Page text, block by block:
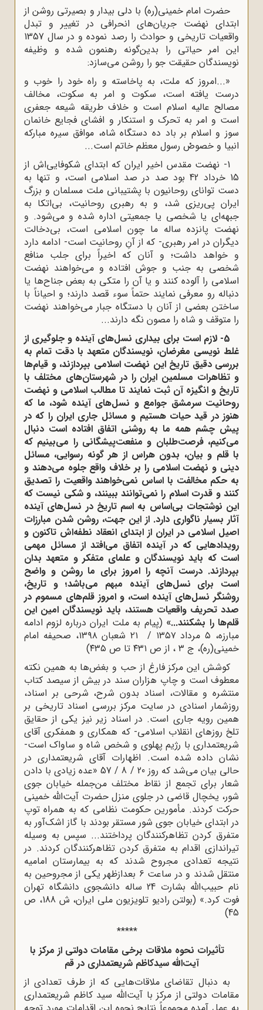
حضرت امام خمینی(ره) با دلی بیدار و بصیرتی روشن از
ابتدای نهضت جریان‌های انحرافی در تغییر و تبدل
واقعیات تاریخی و حوادث را رصد نموده و در سال 1357
این امر حیاتی را بدین‌گونه رهنمون شده و وظیفه
نویسندگان حقیقت جو را روشن می‌سازد:
«...امروز که ملت، به پاخاسته و راه خود را خوب و
درست یافته است، سکوت و امر به سکوت، مخالف
مصالح عالیه اسلام است و خلاف طریقه شیعه جعفری
است و امر به تحرک و استنکار و افشای فجایع خانمان
سوز و اسلام بر باد ده دستگاه شاه، موافق سیره مبارکه
انبیا و خصوصْ رسول معظم خاتم است...
1- نهضت مقدس اخیر ایران که ابتدای شکوفایی‌اش از
15 خرداد 42 بود صد در صد اسلامی است، و تنها به
دست توانای روحانیون با پشتیبانی ملت مسلمان و بزرگ
ایران پی‌ریزی شد، و به رهبری روحانیت، بی‌اتکا به
جبهه‌ای یا شخصی یا جمعیتی اداره شده و می‌شود. و
نهضت پانزده ساله ما چون اسلامی است، بی‌دخالت
دیگران در امر رهبری- که از آنِ روحانیت است- ادامه دارد
و خواهد داشت؛ و آنان که اخیراً برای جلب منافع
شخصی به جنب و جوش افتاده و می‌خواهند نهضت
اسلامی را آلوده کنند و یا آن را متکی به بعض جناح‌ها یا
دنباله رو معرفی نمایند حتماً سوء قصد دارند؛ و احیاناً با
ساختن بعضی از آنان با دستگاه جبار می‌خواهند نهضت
را متوقف و شاه را مصون نگه دارند...
5- لازم است برای بیداری نسل‌های آینده و جلوگیری از
غلط نویسی مغرضان، نویسندگان متعهد با دقت تمام به
بررسی دقیق تاریخ این نهضت اسلامی بپردازند، و قیام‌ها
و تظاهرات مسلمین ایران را در شهرستان‌های مختلف با
تاریخ و انگیزه آن ثبت نمایند تا مطالب اسلامی و نهضت
روحانیت سرمشق جوامع و نسل‌های آینده شود، ما که
هنوز در قید حیات هستیم و مسائل جاری ایران را که در
پیش چشم همه ما به روشنی اتفاق افتاده است دنبال
می‌کنیم، فرصت‌طلبان و منفعت‌پیشگانی را می‌بینیم که
با قلم و بیان، بدون هراس از هر گونه رسوایی، مسائل
دینی و نهضت اسلامی را بر خلاف واقع جلوه می‌دهند و
به حکم مخالفت با اساس نمی‌خواهند واقعیت را تصدیق
کنند و قدرت اسلام را نمی‌توانند ببینند، و شکی نیست که
این نوشتجات بی‌اساس به اسم تاریخ در نسل‌های آینده
آثار بسیار ناگواری دارد. از این جهت، روشن شدن مبارزات
اصیل اسلامی در ایران از ابتدای انعقاد نطفه‌اش تاکنون و
رویدادهایی که در آینده اتفاق می‌افتد از مسائل مهمی
است که باید نویسندگان و علمای متفکر و متعهد بدان
بپردازند. درست آنچه را امروز برای ما روشن و واضح
است برای نسل‌های آینده مبهم می‌باشد؛ و تاریخ،
روشنگر نسل‌های آینده است، و امروز قلم‌های مسموم در
صدد تحریف واقعیات هستند، باید نویسندگان امین این
قلم‌ها را بشکنند...» (پیام به ملت ایران درباره لزوم ادامه
مبارزه‌، ۵ مرداد ۱۳۵۷ / ۲۱ شعبان ۱۳۹۸، صحیفه امام
خمینی(ره)، ج ۳ ، از ص ۴۳۱ تا ص ۴۳۵)
کوشش این مرکز فارغ از حب و بغض‌ها به همین نکته
معطوف است و چاپ هزاران سند در بیش از سیصد کتاب
منتشره و مقالات، اسناد بدون شرح، شرحی بر اسناد،
روزشمار اسنادی در سایت مرکز بررسی اسناد تاریخی بر
همین رویه جاری است. در اسناد زیر نیز یکی از حقایق
تلخ روزهای انقلاب اسلامی- که همکاری و همفکری آقای
شریعتمداری با رژیم پهلوی و شخص شاه و ساواک است-
نشان داده شده است. اظهارات آقاى شریعتمدارى در
حالى بیان مى‌شد که روز 20 / 8 / 57 «عده زیادى با دادن
شعار براى تجمع از نقاط مختلف من‌جمله خیابان جوى
شور، یخچال قاضى در جلوى منزل حضرت آیت‌الله‌ خمینى
حرکت کردند. مأمورین حکومت نظامى که به همراه توپ
در ابتداى خیابان جوى ‌شور مستقر بودند با گاز اشک‌آور به
متفرق کردن تظاهرکنندگان پرداختند... سپس به وسیله
تیراندازى اقدام به متفرق کردن تظاهرکنندگان کردند. در
نتیجه تعدادى مجروح شدند که به بیمارستان امامیه
منتقل شدند و در ساعت 6 بعدازظهر یکى از مجروحین به
نام حبیب‌الله بشارت 24 ساله دانشجوى دانشگاه تهران
فوت کرد.» (بولتن رادیو تلویزیون ملى ایران، ش 188، ص
45)
*****
تأثیرات نحوه ملاقات برخى مقامات دولتى از مرکز با
آیت‌الله سیدکاظم شریعتمدارى در قم
به دنبال تقاضاى ملاقات‌هایى که از طرف تعدادى از
مقامات دولتى از مرکز با آیت‌الله سید کاظم شریعتمدارى